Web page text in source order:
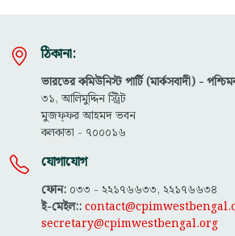
ঠিকানা:
ভারতের কমিউনিস্ট পার্টি (মার্কসবাদী) -
৩১, আলিমুদ্দিন স্ট্রিট
মুজফ্ফ‌র আহমদ ভবন
কলকাতা - ৭০০০১৬
যোগাযোগ
ফোন: ০৩৩ - ২২১৭৬৬৩৩, ২২১৭৬৬৩৪
ই-মেইল::
secretary@cpimwestbengal.org